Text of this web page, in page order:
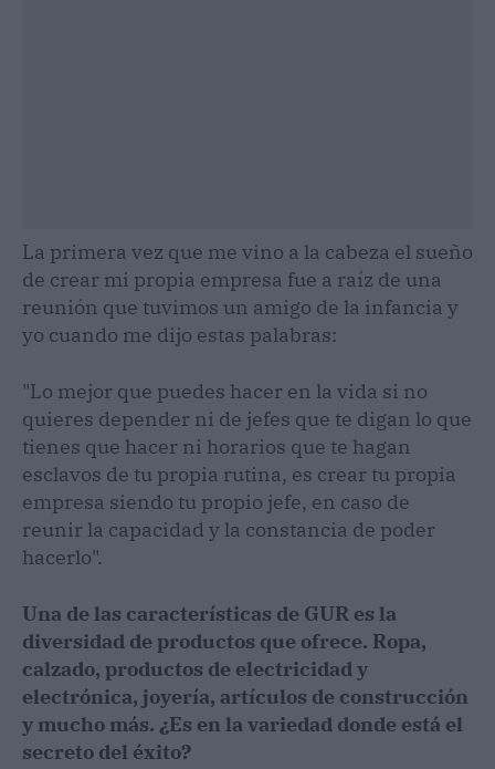
La primera vez que me vino a la cabeza el sueño
de crear mi propia empresa fue a raíz de una
reunión que tuvimos un amigo de la infancia y
yo cuando me dijo estas palabras:
"Lo mejor que puedes hacer en la vida si no
quieres depender ni de jefes que te digan lo que
tienes que hacer ni horarios que te hagan
esclavos de tu propia rutina, es crear tu propia
empresa siendo tu propio jefe, en caso de
reunir la capacidad y la constancia de poder
hacerlo".
Una de las características de GUR es la
diversidad de productos que ofrece. Ropa,
calzado, productos de electricidad y
electrónica, joyería, artículos de construcción
y mucho más. ¿Es en la variedad donde está el
secreto del éxito?